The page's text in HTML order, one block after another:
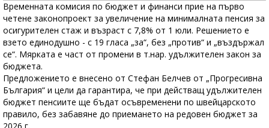
Временната комисия по бюджет и финанси прие на първо
четене законопроект за увеличение на минималната пенсия за
осигурителен стаж и възраст с 7,8% от 1 юли. Решението е
взето единодушно - с 19 гласа „за“, без „против“ и „въздържал
се“. Мярката е част от промени в т.нар. удължителен закон за
бюджета.
Предложението е внесено от Стефан Белчев от „Прогресивна
България“ и цели да гарантира, че при действащ удължителен
бюджет пенсиите ще бъдат осъвременени по швейцарското
правило, без забавяне до приемането на редовен бюджет за